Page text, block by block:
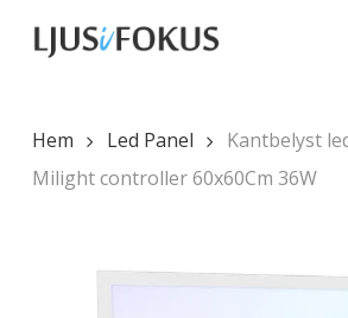
Hem Led Panel
Kantbelyst
Milight controller 60x60Cm 36W